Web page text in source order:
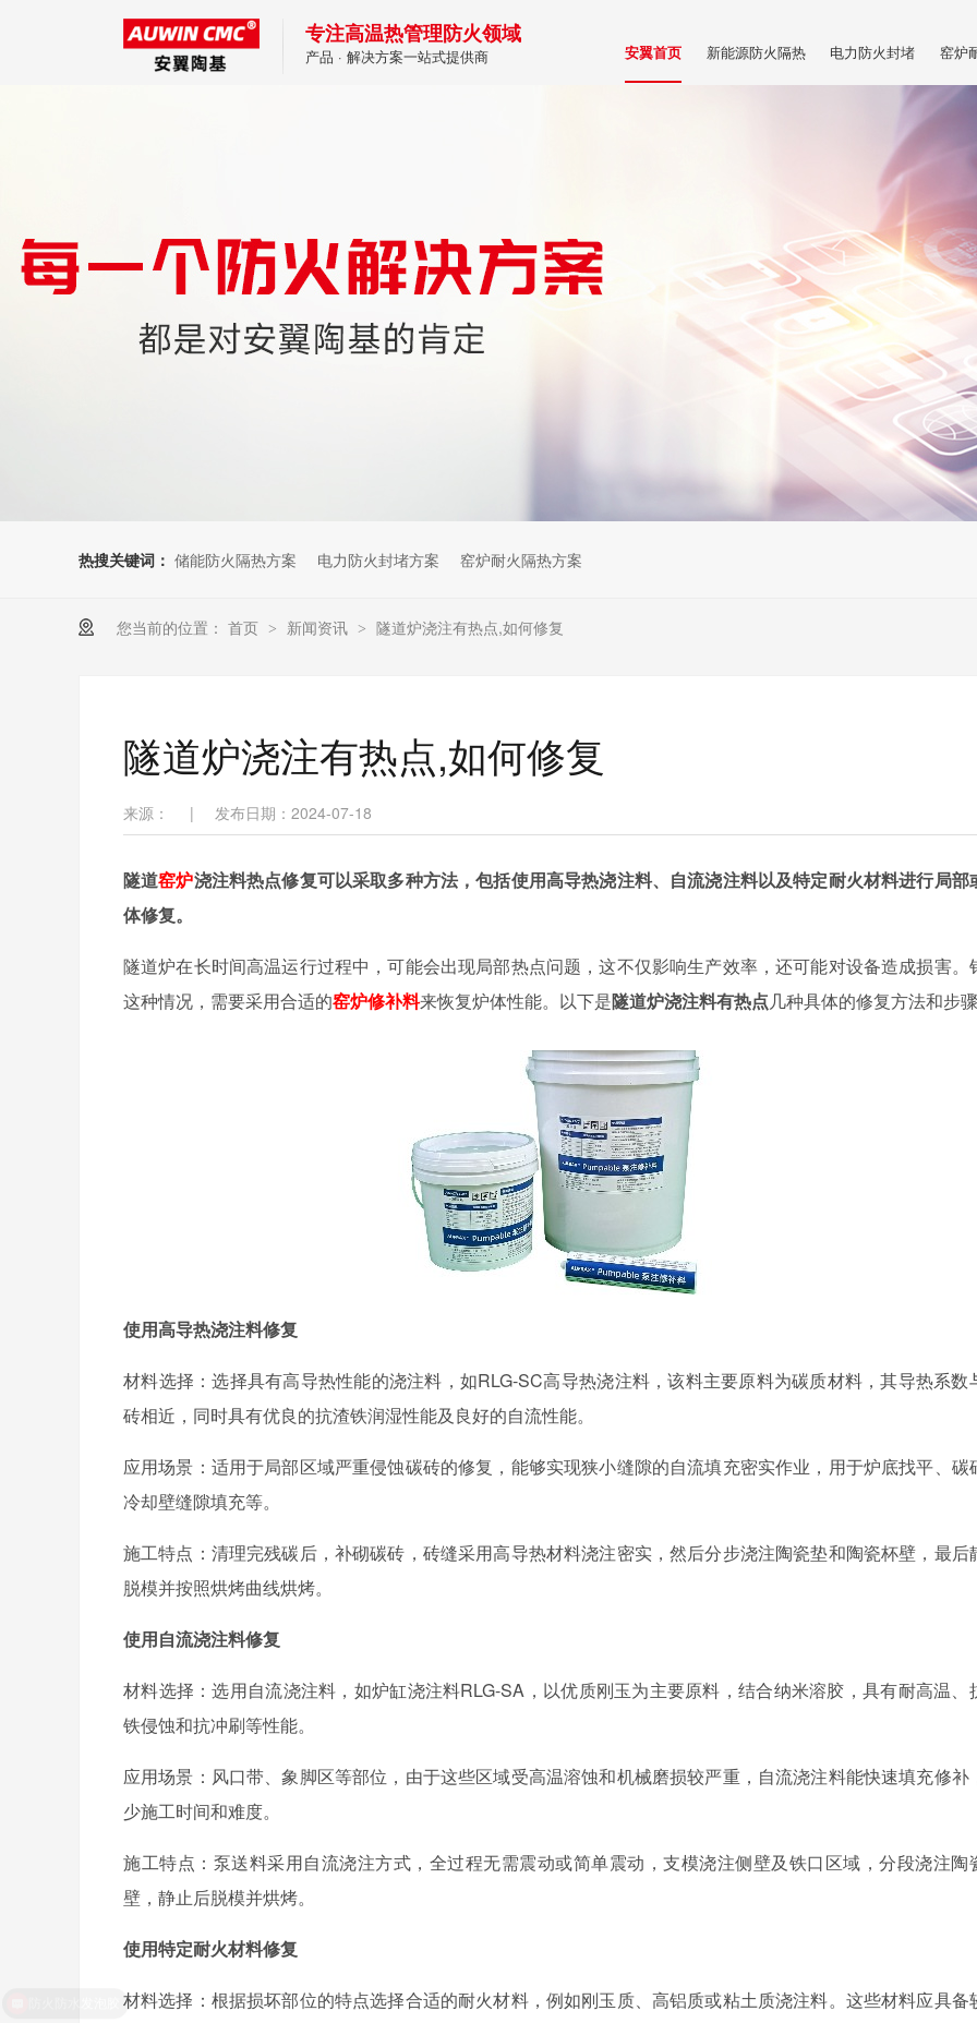
专注高温热管理防火领域
产品 · 解决方案一站式提供商 安翼首页 新能源防火隔热 电力防火封堵 窑炉
热搜关键词： 储能防火隔热方案 电力防火封堵方案 窑炉耐火隔热方案
您当前的位置： 首页 > 新闻资讯 > 隧道炉浇注有热点,如何修复
隧道炉浇注有热点,如何修复
来源： | 发布日期：2024-07-18
隧道窑炉浇注料热点修复可以采取多种方法，包括使用高导热浇注料、自流浇注料以及特定耐火材料进行局部
体修复。
隧道炉在长时间高温运行过程中，可能会出现局部热点问题，这不仅影响生产效率，还可能对设备造成损害。
这种情况，需要采用合适的窑炉修补料来恢复炉体性能。以下是隧道炉浇注料有热点几种具体的修复方法和步骤
使用高导热浇注料修复
材料选择：选择具有高导热性能的浇注料，如RLG-SC高导热浇注料，该料主要原料为碳质材料，其导热系数
砖相近，同时具有优良的抗渣铁润湿性能及良好的自流性能。
应用场景：适用于局部区域严重侵蚀碳砖的修复，能够实现狭小缝隙的自流填充密实作业，用于炉底找平、碳
冷却壁缝隙填充等。
施工特点：清理完残碳后，补砌碳砖，砖缝采用高导热材料浇注密实，然后分步浇注陶瓷垫和陶瓷杯壁，最后
脱模并按照烘烤曲线烘烤。
使用自流浇注料修复
材料选择：选用自流浇注料，如炉缸浇注料RLG-SA ，以优质刚玉为主要原料，结合纳米溶胶，具有耐高温、
铁侵蚀和抗冲刷等性能。
应用场景：风口带、象脚区等部位，由于这些区域受高温溶蚀和机械磨损较严重，自流浇注料能快速填充修补
少施工时间和难度。
施工特点：泵送料采用自流浇注方式，全过程无需震动或简单震动，支模浇注侧壁及铁口区域，分段浇注陶
壁，静止后脱模并烘烤。
使用特定耐火材料修复
材料选择：根据损坏部位的特点选择合适的耐火材料，例如刚玉质、高铝质或粘土质浇注料。这些材料应具备